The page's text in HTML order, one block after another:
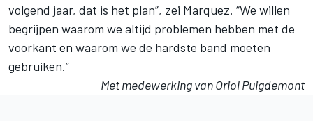
volgend jaar, dat is het plan”, zei Marquez. “We willen
begrijpen waarom we altijd problemen hebben met de
voorkant en waarom we de hardste band moeten
gebruiken.”
Met medewerking van Oriol Puigdemont